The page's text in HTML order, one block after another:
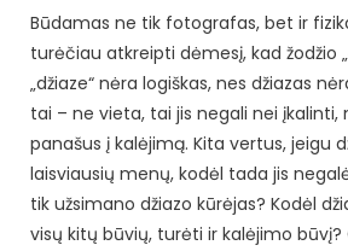
Būdamas ne tik fotografas, bet ir
turėčiau atkreipti dėmesį, kad žodžio
„džiaze“ nėra logiškas, nes džiazas
tai – ne vieta, tai jis negali nei įkalinti,
panašus į kalėjimą. Kita vertus, jeigu
laisviausių menų, kodėl tada jis
tik užsimano džiazo kūrėjas? Kodėl
visų kitų būvių, turėti ir kalėjimo būvį?